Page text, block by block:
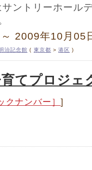
サントリーホール
2009年10月05
治記念館 ( 東京都 > 港区 )
育てプロジェ
クナンバー］ ]